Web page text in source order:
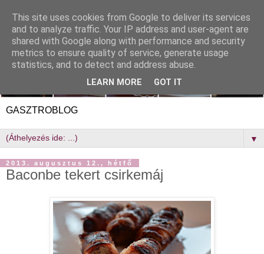
GASZTROBLOG
▼
2013. augusztus 12., hétfő
Baconbe tekert csirkemáj
This site uses cookies from Google to deliver its services
and to analyze traffic. Your IP address and user-agent are
shared with Google along with performance and security
metrics to ensure quality of service, generate usage
statistics, and to detect and address abuse.
LEARN MORE GOT IT